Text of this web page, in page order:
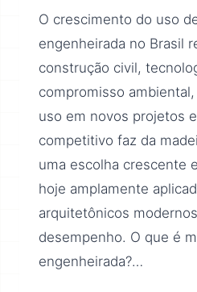
O crescimento do uso
engenheirada no Brasil
construção civil,
compromisso
uso em novos projetos
competitivo faz da
uma escolha crescente
hoje amplamente
arquitetônicos
desempenho. O que é
engenheirada?…